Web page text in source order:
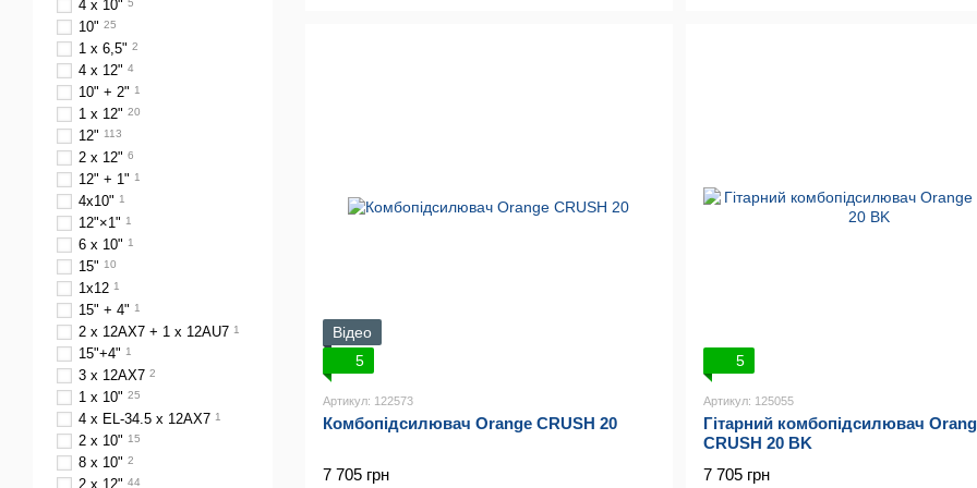
Відео
5
Артикул: 122573
Комбопідсилювач Orange CRUSH 20
7 705 грн
5
Артикул: 125055
Гітарний комбопідсилювач
CRUSH 20 BK
7 705 грн
4 x 10" 5
10" 25
1 x 6,5" 2
4 x 12" 4
10" + 2" 1
1 x 12" 20
12" 113
2 x 12" 6
12" + 1" 1
4x10" 1
12"×1" 1
6 х 10" 1
15" 10
1x12 1
15" + 4" 1
2 х 12AX7 + 1 х 12AU7 1
15"+4" 1
3 x 12AX7 2
1 x 10" 25
4 x EL-34.5 x 12AX7 1
2 х 10" 15
8 x 10" 2
2 х 12" 44